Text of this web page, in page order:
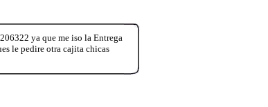
ya que me iso la Entrega
le pedire otra cajita chicas